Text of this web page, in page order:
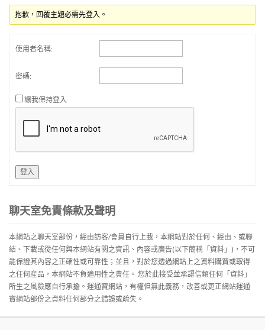
抱歉，回覆主題必需先登入。
使用者名稱:
密碼:
讓我保持登入
登入
聊天室免責條款及聲明
本網站之聊天室部份，經由訪客/會員自行上載，本網站對於任何、經由、或聯
結、下載或從任何與本網站有關之資訊、內容或廣告(以下簡稱「資料」)，不可
能保證其內容之正確性或可靠性；並且，對於您透過網站上之資料購買或取得
之任何産品，本網站不負適用性之責任。 您於此接受並承認信賴任何「資料」
所生之風險應自行承擔。運通寶網站，有權但無此義務，改善或更正網站運通
寶網站部份之資料任何部分之錯誤或疏失。